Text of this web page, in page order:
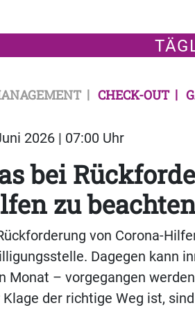
CHECK-OUT
2026 | 07:00 Uhr
bei
zu
von Corona-
Dagegen kann
Monat – vorgegangen
Klage der richtige Weg ist,